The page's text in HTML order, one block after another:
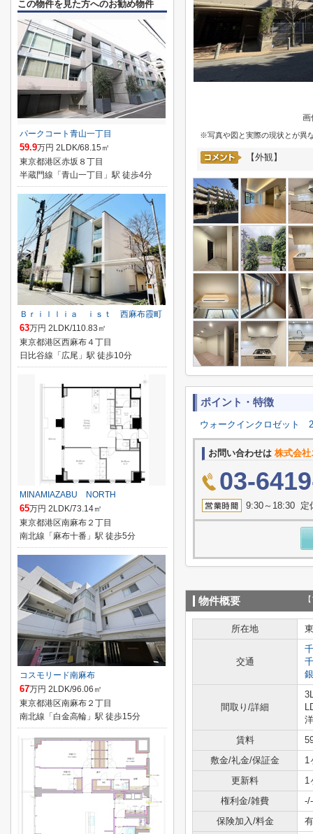
画
※写真や図と実際の現状とが異
【外観】
ポイント・特徴
ウォークインクロゼット
お問い合わせは 株式会
03-
9:30～18:30 定
物件概要
所在地
交通
間取り/詳細
賃料
敷金/礼金/保証金
1
更新料
1
権利金/雑費
-/-
保険加入/料金
この物件を見た方へのお勧め物件
パークコート青山一丁目
59.9万円 2LDK/68.15㎡
東京都港区赤坂８丁目
半蔵門線「青山一丁目」駅 徒歩4分
Ｂｒｉｌｌｉａ ｉｓｔ 西麻布霞町
63万円 2LDK/110.83㎡
東京都港区西麻布４丁目
日比谷線「広尾」駅 徒歩10分
MINAMIAZABU NORTH
65万円 2LDK/73.14㎡
東京都港区南麻布２丁目
南北線「麻布十番」駅 徒歩5分
コスモリード南麻布
67万円 2LDK/96.06㎡
東京都港区南麻布２丁目
南北線「白金高輪」駅 徒歩15分